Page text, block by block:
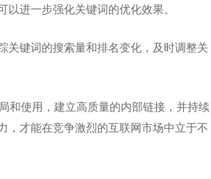
进一步强化关键词的优化效果。
关键词的搜索量和排名变化，及时调整关
和使用，建立高质量的内部链接，并持续
，才能在竞争激烈的互联网市场中立于不